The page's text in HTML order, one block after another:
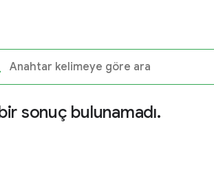
sonuç bulunamadı.